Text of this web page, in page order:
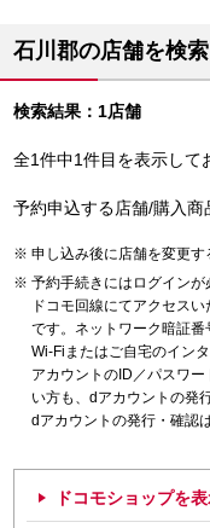
石川郡の店舗を検
検索結果：1店舗
全1件中1件目を表示して
予約申込する店舗/購入商
申し込み後に店舗を変更す
予約手続きにはログインが
ドコモ回線にてアクセス
です。ネットワーク暗証番
Wi-Fiまたはご自宅のイン
アカウントのID／パスワ
い方も、dアカウントの発
dアカウントの発行・確認
ドコモショップを